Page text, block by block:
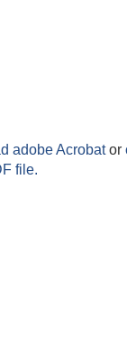
adobe Acrobator
file.